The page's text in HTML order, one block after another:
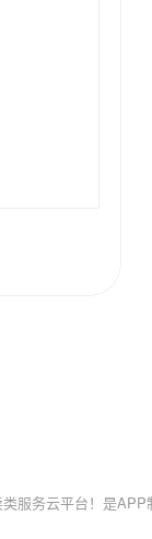
服务云平台！是